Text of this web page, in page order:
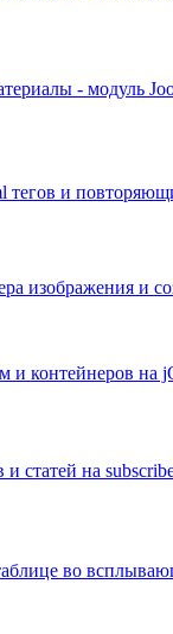
- модуль
тегов и
изображения и
и контейнеров на
статей на
во